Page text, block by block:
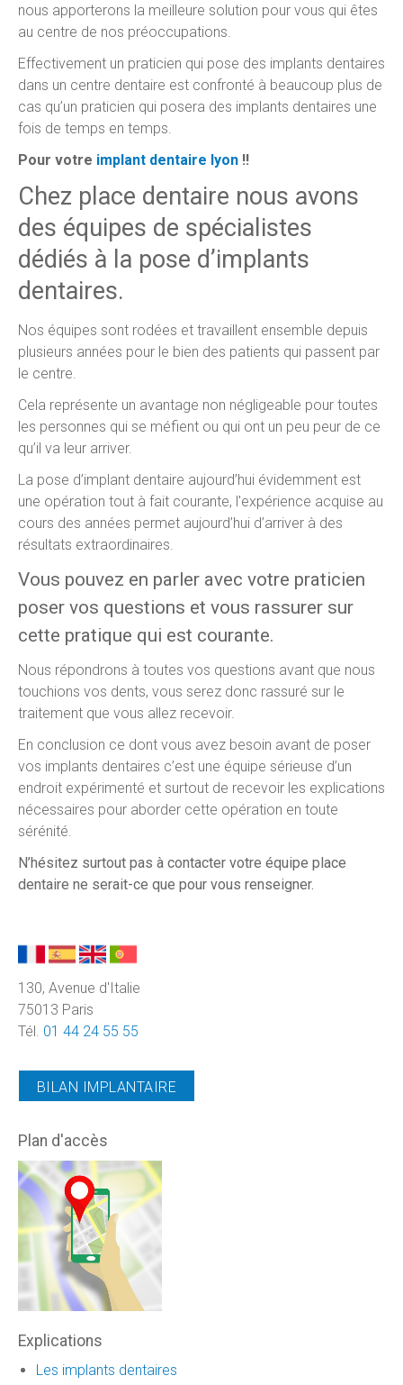
nous apporterons la meilleure solution pour vous qui êtes
au centre de nos préoccupations.
Effectivement un praticien qui pose des implants dentaires
dans un centre dentaire est confronté à beaucoup plus de
cas qu’un praticien qui posera des implants dentaires une
fois de temps en temps.
Pour votre implant dentaire lyon !!
Chez place dentaire nous avons
des équipes de spécialistes
dédiés à la pose d’implants
dentaires.
Nos équipes sont rodées et travaillent ensemble depuis
plusieurs années pour le bien des patients qui passent par
le centre.
Cela représente un avantage non négligeable pour toutes
les personnes qui se méfient ou qui ont un peu peur de ce
qu’il va leur arriver.
La pose d’implant dentaire aujourd’hui évidemment est
une opération tout à fait courante, l'expérience acquise au
cours des années permet aujourd’hui d’arriver à des
résultats extraordinaires.
Vous pouvez en parler avec votre praticien
poser vos questions et vous rassurer sur
cette pratique qui est courante.
Nous répondrons à toutes vos questions avant que nous
touchions vos dents, vous serez donc rassuré sur le
traitement que vous allez recevoir.
En conclusion ce dont vous avez besoin avant de poser
vos implants dentaires c’est une équipe sérieuse d’un
endroit expérimenté et surtout de recevoir les explications
nécessaires pour aborder cette opération en toute
sérénité.
N’hésitez surtout pas à contacter votre équipe place
dentaire ne serait-ce que pour vous renseigner.
130, Avenue d'Italie
75013 Paris
Tél. 01 44 24 55 55
BILAN IMPLANTAIRE
Plan d'accès
Explications
Les implants dentaires